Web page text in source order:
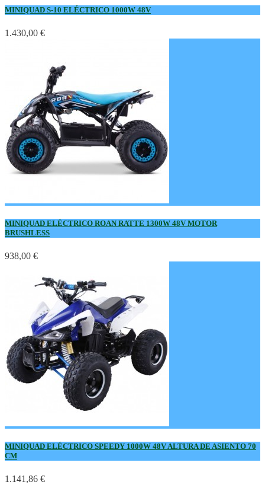
MINIQUAD S-10 ELÉCTRICO 1000W 48V
1.430,00 €
MINIQUAD ELÉCTRICO ROAN RATTE 1300W 48V MOTOR
BRUSHLESS
938,00 €
MINIQUAD ELÉCTRICO SPEEDY 1000W 48V ALTURA DE ASIENTO 70
CM
1.141,86 €